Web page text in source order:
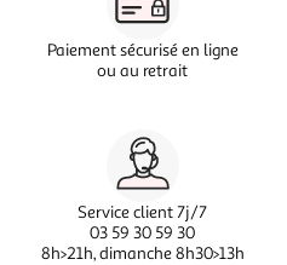
Paiement sécurisé en ligne
ou au retrait
Service client 7j/7
03 59 30 59 30
8h>21h, dimanche 8h30>13h